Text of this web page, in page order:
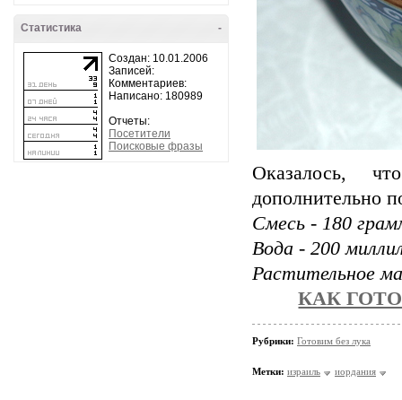
-
Статистика
Создан: 10.01.2006
Записей:
Комментариев:
Написано: 180989
Отчеты:
Посетители
Поисковые фразы
Оказалось,
дополнительно
Смесь - 180
Вода - 200
Растительное
КАК
Рубрики: Готовим без лука
Метки: израиль иордания